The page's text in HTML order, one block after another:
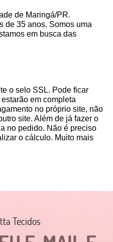
de Maringá/PR.
de 35 anos. Somos uma
em busca das
o selo SSL. Pode ficar
em completa
no próprio site, não
site. Além de já fazer o
no pedido. Não é preciso
o cálculo. Muito mais
Tecidos